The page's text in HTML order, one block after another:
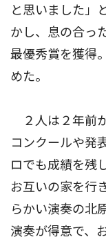
と思いました」
かし、息の合っ
最優秀賞を獲得
めた。
２人は２年前
コンクールや発
ロでも成績を残
お互いの家を行
らかい演奏の北
演奏が得意で、